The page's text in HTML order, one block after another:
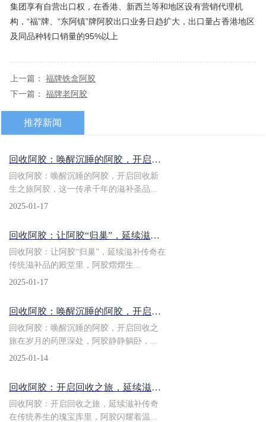
集团享有自营出口权，在香港、新西兰等和地区设有营销代理机
构，“福”牌、“东阿镇”牌阿胶出口业务日趋扩大，出口量占香港地区
及同品种转口销量的95%以上
上一篇：福牌铁盒阿胶
下一篇：福牌老阿胶
推荐新闻
​回收阿胶：唤醒沉睡的阿胶，开启回收新生之旅
回收阿胶：唤醒沉睡的阿胶，开启回收新
生之旅阿胶，这一传承千年的滋补圣品...
2025-01-17
回收阿胶：​让阿胶“归巢”，延续滋补传奇
回收阿胶：让阿胶“归巢”，延续滋补传奇在
传统滋补品的殿堂里，阿胶熠熠生...
2025-01-17
回收阿胶：​唤醒沉睡的阿胶，开启回收之旅
回收阿胶：唤醒沉睡的阿胶，开启回收之
旅在岁月的药匣深处，阿胶静静躺卧，...
2025-01-14
​回收阿胶：开启回收之旅，延续滋补传奇
回收阿胶：开启回收之旅，延续滋补传奇
在传统养生的瑰宝库里，阿胶闪耀着温...